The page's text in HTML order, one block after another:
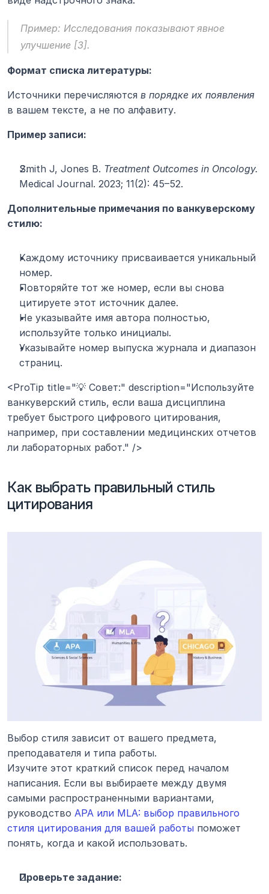
Пример: Исследования показывают явное
улучшение [3].
Формат списка литературы:
Источники перечисляются в порядке их появления
в вашем тексте, а не по алфавиту.
Пример записи:
Smith J, Jones B. Treatment Outcomes in Oncology.
Medical Journal. 2023; 11(2): 45–52.
Дополнительные примечания по ванкуверскому
стилю:
Каждому источнику присваивается уникальный
номер.
Повторяйте тот же номер, если вы снова
цитируете этот источник далее.
Не указывайте имя автора полностью,
используйте только инициалы.
Указывайте номер выпуска журнала и диапазон
страниц.
<ProTip title="💡 Совет:" description="Используйте
ванкуверский стиль, если ваша дисциплина
требует быстрого цифрового цитирования,
например, при составлении медицинских отчетов
ли лабораторных работ." />
Как выбрать правильный стиль
цитирования
Выбор стиля зависит от вашего предмета,
преподавателя и типа работы.
Изучите этот краткий список перед началом
написания. Если вы выбираете между двумя
самыми распространенными вариантами,
руководство APA или MLA: выбор правильного
стиля цитирования для вашей работы поможет
понять, когда и какой использовать.
Проверьте задание: